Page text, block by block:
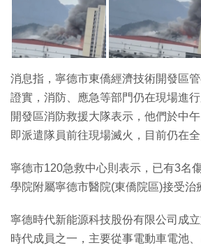
消息指，寧德市東僑經濟技術開發區
證實，消防、應急等部門仍在現場進
開發區消防救援大隊表示，他們於中
即派遣隊員前往現場滅火，目前仍在全
寧德市120急救中心則表示，已有3名
學院附屬寧德市醫院(東僑院區)接受治
寧德時代新能源科技股份有限公司成
時代成員之一，主要從事電動車電池